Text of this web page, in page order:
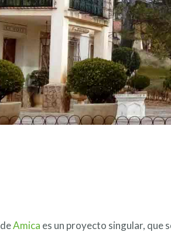
Amica es un proyecto singular, que